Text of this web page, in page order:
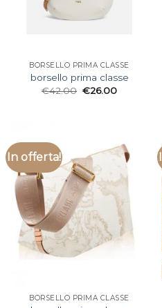
BORSELLO PRIMA CLASSE
borsello prima classe
€42.00 €26.00
In offerta!
BORSELLO PRIMA CLASSE